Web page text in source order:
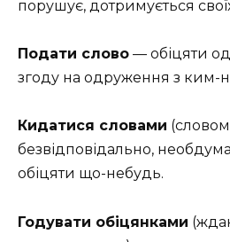
порушує, дотримується
Подати слово — обіцяти
згоду на одруження з ким-
Кидатися словами
безвідповідально,
обіцяти що-небудь.
Годувати обіцянками